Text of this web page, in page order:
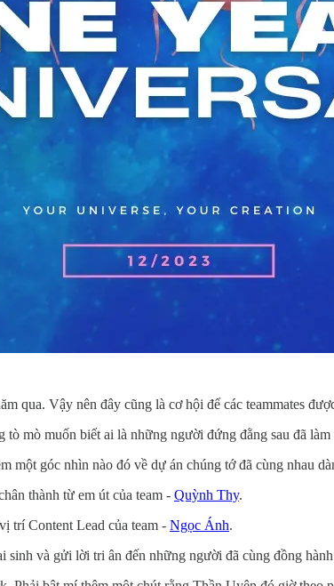
qua. Vậy nên đây cũng là cơ hội để các teammates
mò muốn biết ai là những người đứng đằng sau đã
một góc nhìn nào đó về dự án chúng tớ đã cùng nhau
thành từ em út của team - Quỳnh Thy.
trí Content Lead của team - Ngọc Ánh.
và gửi lời tri ân đến những người đã cùng đồng